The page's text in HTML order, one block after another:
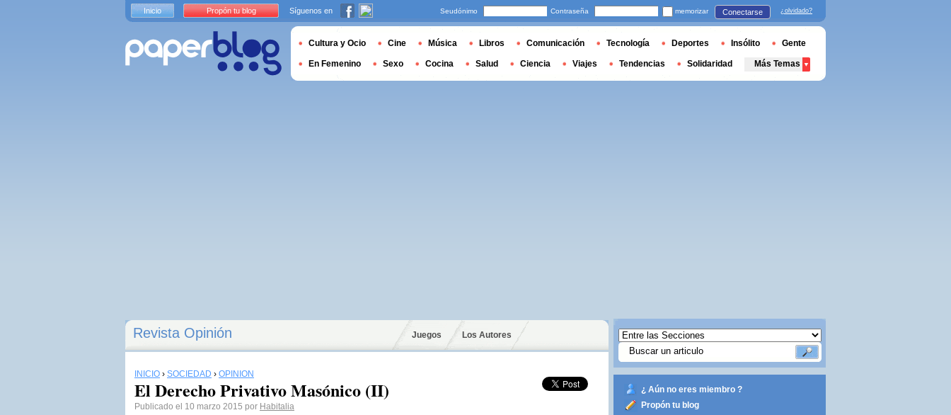
Revista Opinión Juegos Los Autores
INICIO › SOCIEDAD › OPINIÓN
El Derecho Privativo Masónico (II)
Publicado el 10 marzo 2015 por Habitalia
¿ Aún no eres miembro ?
Propón tu blog
Inicio Propón tu blog Síguenos en Seudónimo Contraseña memorizar Conectarse ¿olvidado?
Cultura y Ocio Cine Música Libros Comunicación Tecnología Deportes Insólito Gente
En Femenino Sexo Cocina Salud Ciencia Viajes Tendencias Solidaridad Más Temas